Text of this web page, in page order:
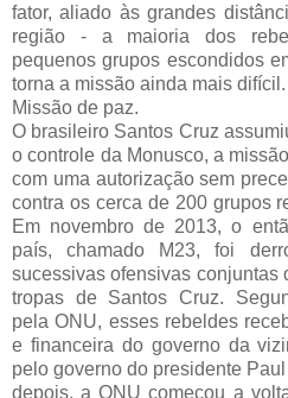
fator, aliado às grandes
região - a maioria dos
pequenos grupos escondidos
torna a missão ainda mais difícil.
Missão de paz.
O brasileiro Santos Cruz
o controle da Monusco, a
com uma autorização sem
contra os cerca de 200 grupos
Em novembro de 2013, o
país, chamado M23, foi
sucessivas ofensivas conjuntas
tropas de Santos Cruz.
pela ONU, esses rebeldes
e financeira do governo da
pelo governo do presidente
depois, a ONU começou a